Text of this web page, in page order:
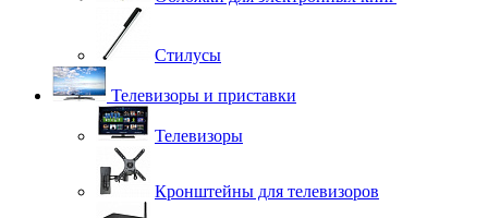
Стилусы
Телевизоры и приставки
Телевизоры
Кронштейны для телевизоров